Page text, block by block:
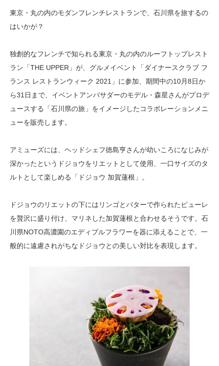
東京・丸の内のモダンフレンチレストランで、石川県を旅するの
はいかが？
独創的なフレンチで知られる東京・丸の内のルーフトップレスト
ラン「THE UPPER」が、グルメイベント「ダイナースクラブ フ
ランス レストランウィーク 2021」に参加、期間中の10月8日か
ら31日まで、イベントアンバサダーのモデル・森星さんがプロデ
ュースする「石川県の旅」をイメージしたコラボレーションメニ
ューを販売します。
アミューズには、ヘッドシェフ徳島亨さんが幼いころになじみが
深かったというドジョウをリエットとして使用、一口サイズのタ
ルトとして楽しめる「ドジョウ 加賀蓮根」。
ドジョウのリエットの下にはリンゴとバターで作られたピューレ
を贅沢に盛り付け、マリネした加賀蓮根と合わせるそうです。石
川県NOTO高濃園のエディブルフラワーを器に添えることで、一
般的に遠慮されがちなドジョウとの美しい対比を表現します。